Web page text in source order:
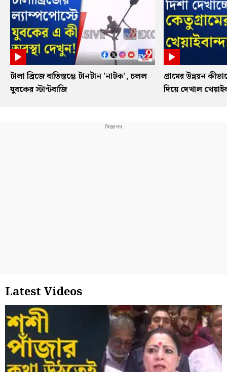
টালা ব্রিজে বাতিস্তম্ভে টানটান 'নাটক', চলল
যুবকের স্টান্টবাজি
গ্রামের উন্নয়ন
দিয়ে দেখাল
Latest Videos